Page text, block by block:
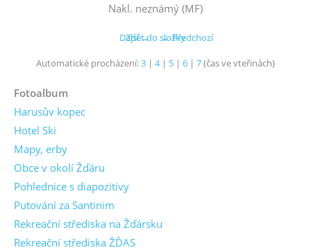
Nakl. neznámý (MF)
← Předchozí
Další →
Zpět do složky
Automatické procházení:3 | 4| 5 | 6 | 7(čas ve vteřinách)
Fotoalbum
Harusův kopec
Hotel Ski
Mapy, erby
Obce v okolí Žďáru
Pohlednice s diapozitivy
Putování za Santinim
Rekreační střediska na Žďársku
Rekreační střediska ŽĎAS